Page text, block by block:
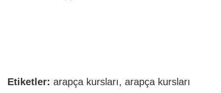
Etiketler: arapça kursları, arapça kursları